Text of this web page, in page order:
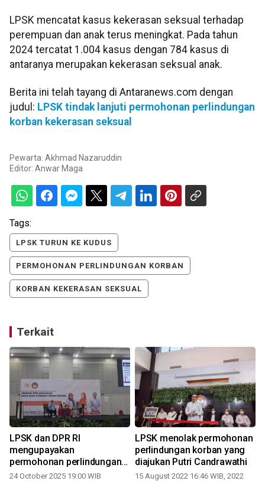
LPSK mencatat kasus kekerasan seksual terhadap
perempuan dan anak terus meningkat. Pada tahun
2024 tercatat 1.004 kasus dengan 784 kasus di
antaranya merupakan kekerasan seksual anak.
Berita ini telah tayang di Antaranews.com dengan
judul: LPSK tindak lanjuti permohonan perlindungan
korban kekerasan seksual
Pewarta: Akhmad Nazaruddin
Editor: Anwar Maga
Tags:
LPSK TURUN KE KUDUS
PERMOHONAN PERLINDUNGAN KORBAN
KORBAN KEKERASAN SEKSUAL
Terkait
LPSK dan DPR RI
mengupayakan
permohonan perlindungan
meningkat di Sulsel
24 October 2025 19:00 WIB
LPSK menolak permohonan
perlindungan korban yang
diajukan Putri Candrawathi
15 August 2022 16:46 WIB, 2022